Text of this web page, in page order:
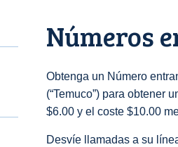
Números
Obtenga un Número
(“Temuco”) para obtener
$6.00 y el coste $10.00
Desvíe llamadas a su